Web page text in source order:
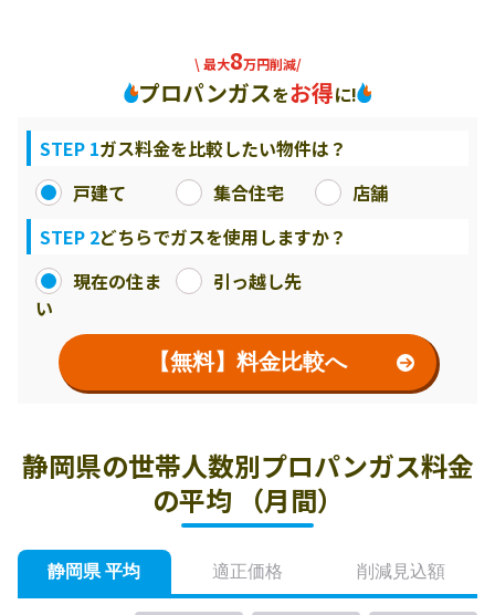
\ 最大8万円削減/
プロパンガスをお得に!
STEP 1ガス料金を比較したい物件は？
戸建て
集合住宅
店舗
STEP 2どちらでガスを使用しますか？
現在の住ま
い
引っ越し先
【無料】料金比較へ
静岡県の世帯人数別プロパンガス料金
の平均 （月間）
静岡県 平均 適正価格 削減見込額